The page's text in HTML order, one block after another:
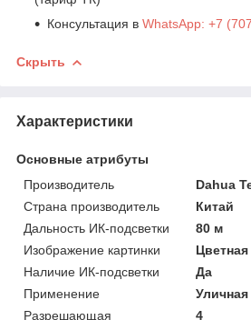
Консультация в WhatsApp: +7
Скрыть
Характеристики
Основные атрибуты
Производитель
Dahua
Страна производитель
Китай
Дальность ИК-подсветки
80 м
Изображение картинки
Цветная
Наличие ИК-подсветки
Да
Применение
Уличная
Разрешающая
4